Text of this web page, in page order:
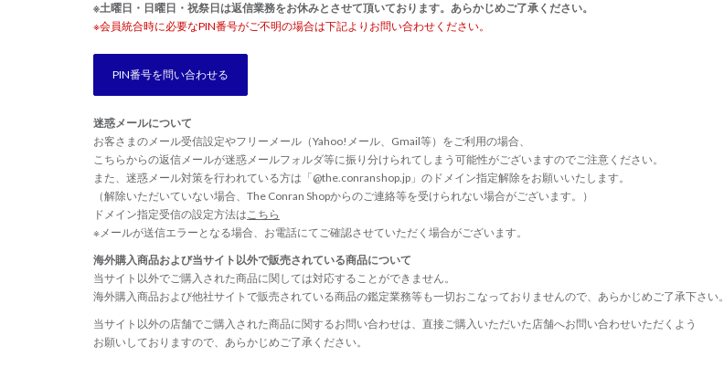
※土曜日・日曜日・祝祭日は返信業務をお休みとさせて頂いております。あらかじめご了承ください。
※会員統合時に必要なPIN番号がご不明の場合は下記よりお問い合わせください。
PIN番号を問い合わせる
迷惑メールについて
お客さまのメール受信設定やフリーメール（Yahoo!メール、Gmail等）をご利用の場合、
こちらからの返信メールが迷惑メールフォルダ等に振り分けられてしまう可能性がございますのでご注意ください。
また、迷惑メール対策を行われている方は「@the.conranshop.jp」のドメイン指定解除をお願いいたします。
（解除いただいていない場合、The Conran Shopからのご連絡等を受けられない場合がございます。）
ドメイン指定受信の設定方法はこちら
※メールが送信エラーとなる場合、お電話にてご確認させていただく場合がございます。
海外購入商品および当サイト以外で販売されている商品について
当サイト以外でご購入された商品に関しては対応することができません。
海外購入商品および他社サイトで販売されている商品の鑑定業務等も一切おこなっておりませんので、あらかじめご了承下さい。
当サイト以外の店舗でご購入された商品に関するお問い合わせは、直接ご購入いただいた店舗へお問い合わせいただくよう
お願いしておりますので、あらかじめご了承ください。